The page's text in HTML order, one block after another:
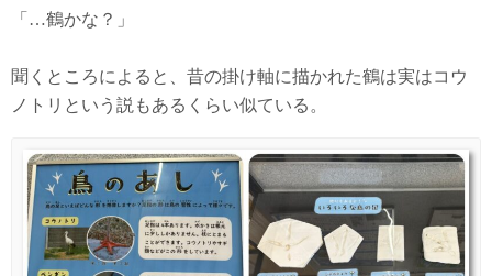
「…鶴かな？」
聞くところによると、昔の掛け軸に描かれた鶴は実はコウ
ノトリという説もあるくらい似ている。